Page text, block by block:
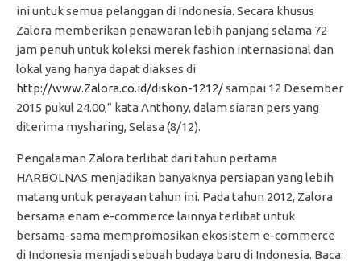
ini untuk semua pelanggan di Indonesia. Secara khusus
Zalora memberikan penawaran lebih panjang selama 72
jam penuh untuk koleksi merek fashion internasional dan
lokal yang hanya dapat diakses di
http://www.Zalora.co.id/diskon-1212/sampai 12 Desember
2015 pukul 24.00,” kata Anthony, dalam siaran pers yang
diterima mysharing, Selasa (8/12).
Pengalaman Zalora terlibat dari tahun pertama
HARBOLNAS menjadikan banyaknya persiapan yang lebih
matang untuk perayaan tahun ini. Pada tahun 2012, Zalora
bersama enam e-commerce lainnya terlibat untuk
bersama-sama mempromosikan ekosistem e-commerce
di Indonesia menjadi sebuah budaya baru di Indonesia. Baca: